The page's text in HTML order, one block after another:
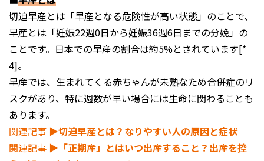
切迫早産とは「早産となる危険性が高い状態」のことで、
早産とは「妊娠22週0日から妊娠36週6日までの分娩」の
ことです。日本での早産の割合は約5%とされています[*
4]。
早産では、生まれてくる赤ちゃんが未熟なため合併症のリ
スクがあり、特に週数が早い場合には生命に関わることも
あります。
関連記事 ▶︎切迫早産とは？なりやすい人の原因と症状
関連記事 ▶︎「正期産」とはいつ出産すること？出産を控